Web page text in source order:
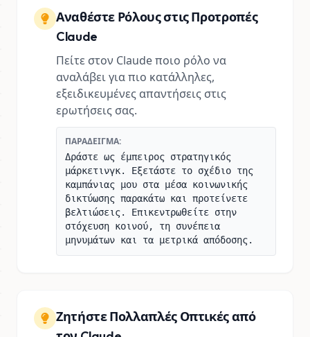
Αναθέστε Ρόλους στις Προτροπές
Claude
Πείτε στον Claude ποιο ρόλο να
αναλάβει για πιο κατάλληλες,
εξειδικευμένες απαντήσεις στις
ερωτήσεις σας.
ΠΑΡΆΔΕΙΓΜΑ:
Δράστε ως έμπειρος στρατηγικός
μάρκετινγκ. Εξετάστε το σχέδιο της
καμπάνιας μου στα μέσα κοινωνικής
δικτύωσης παρακάτω και προτείνετε
βελτιώσεις. Επικεντρωθείτε στην
στόχευση κοινού, τη συνέπεια
μηνυμάτων και τα μετρικά απόδοσης.
Ζητήστε Πολλαπλές Οπτικές από